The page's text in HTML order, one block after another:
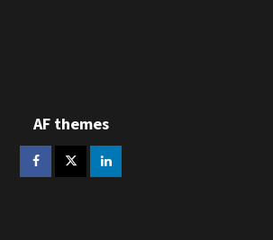
AF themes